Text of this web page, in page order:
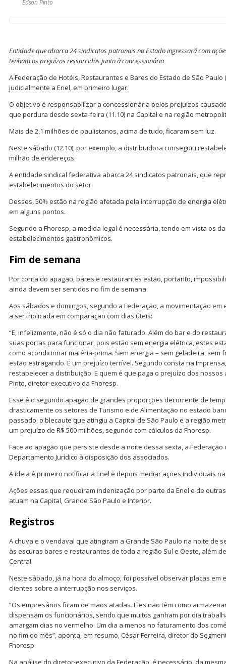
Edson Pinto
Entidade que abarca 24 sindicatos patronais no Estado ingressará com
tenham os prejuízos ressarcidos junto à concessionária
A Federação de Hotéis, Restaurantes e Bares do Estado de São Paulo
judicialmente a Enel, em primeiro lugar.
O objetivo é responsabilizar a concessionária pelos prejuízos
que perdura desde sexta-feira (11.10) na Capital e na região
Mais de 2,1 milhões de paulistanos, acima de tudo, ficaram sem luz.
Neste sábado (12.10), por exemplo, a distribuidora conseguiu
milhão de endereços.
A entidade sindical federativa abarca 24 sindicatos patronais, que
estabelecimentos do setor.
Desses, 50% estão na região afetada pela interrupção de energia
em alguns pontos.
Segundo a Fhoresp, a medida legal é necessária, tendo em vista os
estabelecimentos gastronômicos.
Fim de semana
Por conta do apagão, bares e restaurantes estão, portanto,
ainda devem ser sentidos no fim de semana.
Aos sábados e domingos, segundo a Federação, a movimentação
a ser triplicada em comparação com dias úteis:
“E, infelizmente, não é só o dia não faturado. Além do bar e do
suas portas para funcionar, pois estão sem energia elétrica, estes
como acondicionar matéria-prima. Sem energia – sem geladeira, sem
estão estragando. É um prejuízo terrível. Segundo consta na
restabelecer a distribuição. E quem é que paga o prejuízo dos nossos
Pinto, diretor-executivo da Fhoresp.
Esse é o segundo apagão de grandes proporções decorrente de
drasticamente os setores de Turismo e de Alimentação no estado
passado, o blecaute que atingiu a Capital de São Paulo e a região
um prejuízo de R$ 500 milhões, segundo com cálculos da Fhoresp.
Face ao apagão que persiste desde a noite dessa sexta, a
Departamento Jurídico à disposição dos associados.
A ideia é primeiro notificar a Enel e depois mediar ações individuais na
Ações essas que requeiram indenização por parte da Enel e de
atuam na Capital, Grande São Paulo e Interior.
Registros
A chuva e o vendaval que atingiram a Grande São Paulo na noite de
às escuras bares e restaurantes de toda a região Sul e Oeste, além
Central.
Neste sábado, já na hora do almoço, foi possível observar placas em
clientes sobre a interrupção nos serviços.
“Os empresários ficam de mãos atadas. Eles não têm como
dispensam os funcionários, sendo que muitos ganham por dia
amargam dias no vermelho. Um dia a menos no faturamento dos
no fim do mês”, aponta, em resumo, César Ferreira, diretor do
Fhoresp.
Na análise do diretor-executivo da Federação, é necessário, da